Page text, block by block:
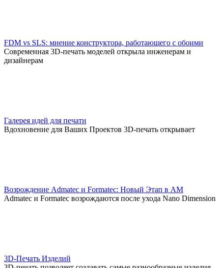
FDM vs SLS: мнение конструктора, работающего с обоими
Современная 3D-печать моделей открыла инженерам и
дизайнерам
Галерея идей для печати
Вдохновение для Ваших Проектов 3D-печать открывает
Возрождение Admatec и Formatec: Новый Этап в AM
Admatec и Formatec возрождаются после ухода Nano Dimension
3D-Печать Изделий